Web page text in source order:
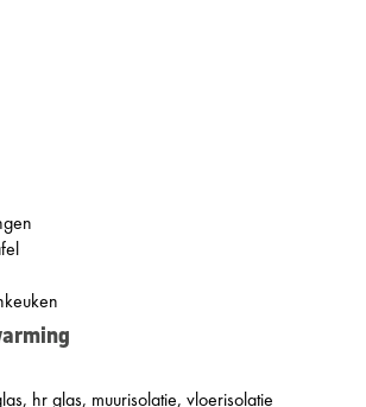
hr glas, muurisolatie, vloerisolatie